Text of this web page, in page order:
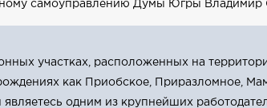
самоуправлению Думы Югры Владимир
участках, расположенных на
как Приобское, Приразломное,
одним из крупнейших